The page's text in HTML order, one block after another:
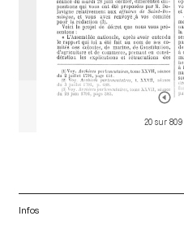
20 sur 809
Infos